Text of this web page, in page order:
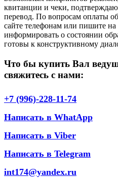
квитанции и чеки,
перевод. По вопросам оплаты
сайте телефонам или пишите
информировать о состоянии
готовы к конструктивному
Что бы купить Вал
свяжитесь с нами:
+7 (996)-228-11-74
Написать в WhatApp
Написать в Viber
Написать в Telegram
int174@yandex.ru